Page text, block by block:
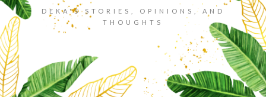
DEKA'S STORIES, OPINIONS, AND
THOUGHTS